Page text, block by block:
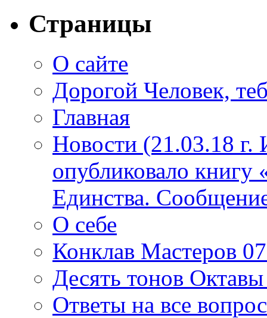
Страницы
О сайте
Дорогой Человек,
Главная
Новости (21.03.18 г.
опубликовало книгу
Единства.
О себе
Конклав Мастеров
Десять тонов
Ответы на все